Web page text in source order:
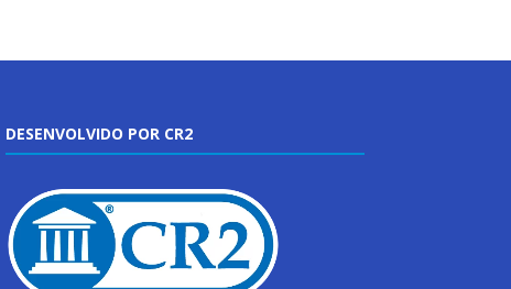
DESENVOLVIDO POR CR2